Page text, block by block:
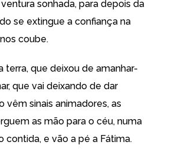
sonhada, para depois da
se extingue a confiança na
coube.
terra, que deixou de amanhar-
que vai deixando de dar
vêm sinais animadores, as
as mão para o céu, numa
contida, e vão a pé a Fátima.